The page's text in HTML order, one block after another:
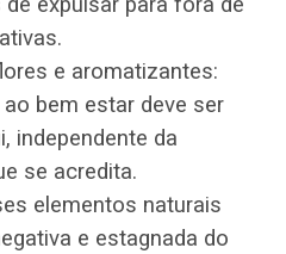
e aromatizantes:
bem estar deve ser
independente da
se acredita.
elementos naturais
e estagnada do